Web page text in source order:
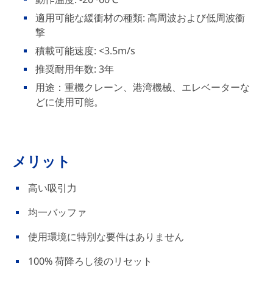
適用可能な緩衝材の種類: 高周波および低周波衝
撃
積載可能速度: <3.5m/s
推奨耐用年数: 3年
用途：重機クレーン、港湾機械、エレベーターな
どに使用可能。
メリット
高い吸引力
均一バッファ
使用環境に特別な要件はありません
100% 荷降ろし後のリセット